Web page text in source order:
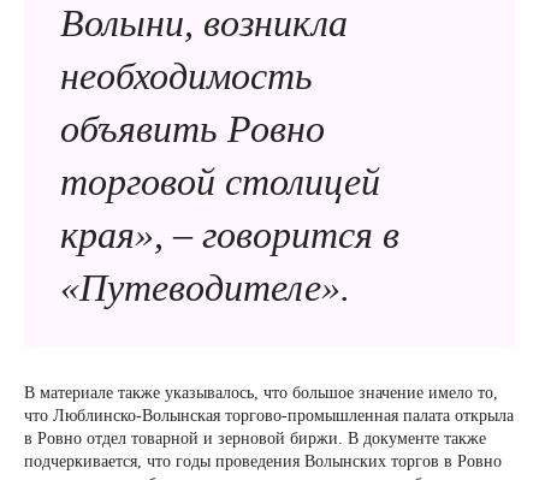
Волыни, возникла
необходимость
объявить Ровно
торговой столицей
края», – говорится в
«Путеводителе».
В материале также указывалось, что большое значение имело то,
что Люблинско-Волынская торгово-промышленная палата открыла
в Ровно отдел товарной и зерновой биржи. В документе также
подчеркивается, что годы проведения Волынских торгов в Ровно